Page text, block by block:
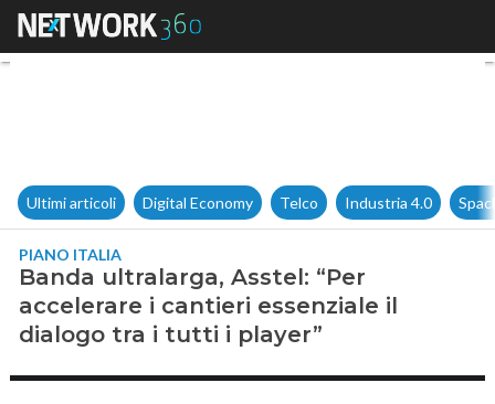
Banda ultralarga, Asstel:
Ultimi articoli Digital Economy Telco Industria 4.0
PIANO ITALIA
Banda ultralarga, Asstel: “Per
accelerare i cantieri essenziale il
dialogo tra i tutti i player”